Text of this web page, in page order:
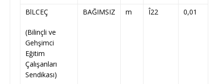
BlLCEÇ
(Bilinçli ve
Gehşimci
Eğitim
Çalışanları
Sendikası)
BAĞIMSIZ m Î22 0,01